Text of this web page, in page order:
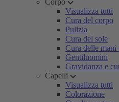
Corpo
Visualizza tutti
Cura del corpo
Pulizia
Cura del sole
Cura delle mani
Gentiluomini
Gravidanza e
Capelli
Visualizza tutti
Colorazione